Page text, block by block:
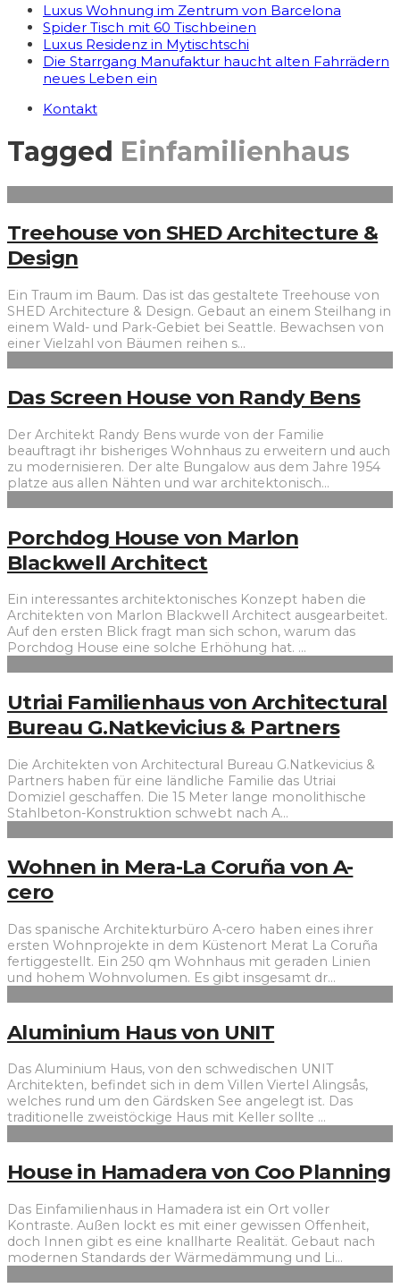
Luxus Wohnung im Zentrum von Barcelona
Spider Tisch mit 60 Tischbeinen
Luxus Residenz in Mytischtschi
Die Starrgang Manufaktur haucht alten Fahrrädern
neues Leben ein
Kontakt
Tagged Einfamilienhaus
Treehouse von SHED Architecture &
Design
Ein Traum im Baum. Das ist das gestaltete Treehouse von
SHED Architecture & Design. Gebaut an einem Steilhang in
einem Wald- und Park-Gebiet bei Seattle. Bewachsen von
einer Vielzahl von Bäumen reihen s...
Das Screen House von Randy Bens
Der Architekt Randy Bens wurde von der Familie
beauftragt ihr bisheriges Wohnhaus zu erweitern und auch
zu modernisieren. Der alte Bungalow aus dem Jahre 1954
platze aus allen Nähten und war architektonisch...
Porchdog House von Marlon
Blackwell Architect
Ein interessantes architektonisches Konzept haben die
Architekten von Marlon Blackwell Architect ausgearbeitet.
Auf den ersten Blick fragt man sich schon, warum das
Porchdog House eine solche Erhöhung hat. ...
Utriai Familienhaus von Architectural
Bureau G.Natkevicius & Partners
Die Architekten von Architectural Bureau G.Natkevicius &
Partners haben für eine ländliche Familie das Utriai
Domiziel geschaffen. Die 15 Meter lange monolithische
Stahlbeton-Konstruktion schwebt nach A...
Wohnen in Mera-La Coruña von A-
cero
Das spanische Architekturbüro A-cero haben eines ihrer
ersten Wohnprojekte in dem Küstenort Merat La Coruña
fertiggestellt. Ein 250 qm Wohnhaus mit geraden Linien
und hohem Wohnvolumen. Es gibt insgesamt dr...
Aluminium Haus von UNIT
Das Aluminium Haus, von den schwedischen UNIT
Architekten, befindet sich in dem Villen Viertel Alingsås,
welches rund um den Gärdsken See angelegt ist. Das
traditionelle zweistöckige Haus mit Keller sollte ...
House in Hamadera von Coo Planning
Das Einfamilienhaus in Hamadera ist ein Ort voller
Kontraste. Außen lockt es mit einer gewissen Offenheit,
doch Innen gibt es eine knallharte Realität. Gebaut nach
modernen Standards der Wärmedämmung und Li...